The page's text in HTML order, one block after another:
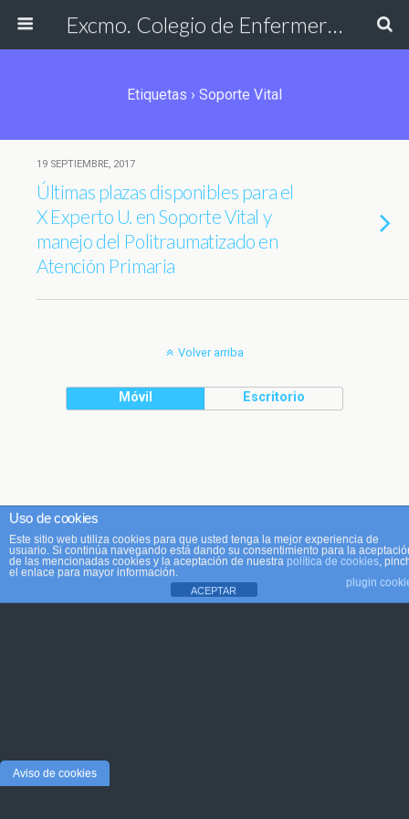
Excmo. Colegio de Enfermería de Cádiz
Etiquetas › Soporte Vital
19 SEPTIEMBRE, 2017
Últimas plazas disponibles para el
X Experto U. en Soporte Vital y
manejo del Politraumatizado en
Atención Primaria
Volver arriba
Móvil Escritorio
Uso de cookies
Este sitio web utiliza cookies para que usted tenga la mejor experiencia de
usuario. Si continúa navegando está dando su consentimiento para la
de las mencionadas cookies y la aceptación de nuestra política de cookies,
el enlace para mayor información.
plugin
ACEPTAR
Aviso de cookies